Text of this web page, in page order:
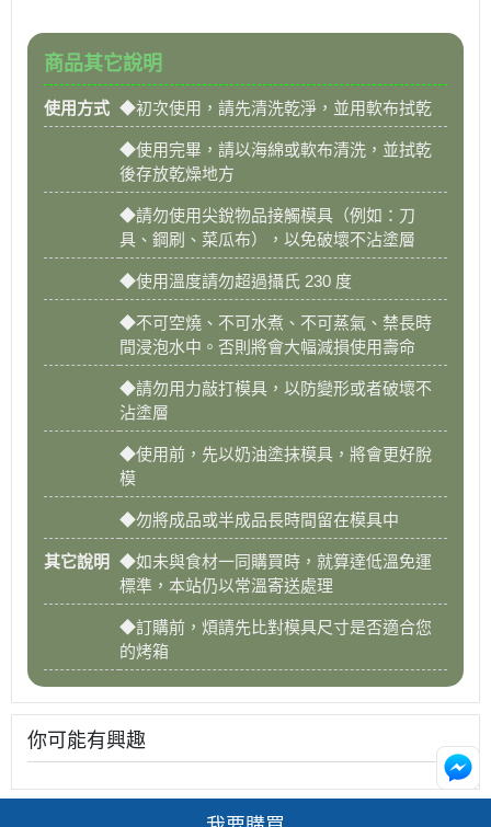
商品其它說明
使用方式 ◆初次使用，請先清洗乾淨，並用軟布拭乾
◆使用完畢，請以海綿或軟布清洗，並拭乾
後存放乾燥地方
◆請勿使用尖銳物品接觸模具（例如：刀
具、鋼刷、菜瓜布），以免破壞不沾塗層
◆使用溫度請勿超過攝氏 230 度
◆不可空燒、不可水煮、不可蒸氣、禁長時
間浸泡水中。否則將會大幅減損使用壽命
◆請勿用力敲打模具，以防變形或者破壞不
沾塗層
◆使用前，先以奶油塗抹模具，將會更好脫
模
◆勿將成品或半成品長時間留在模具中
其它說明
◆如未與食材一同購買時，就算達低溫免運
標準，本站仍以常溫寄送處理
◆訂購前，煩請先比對模具尺寸是否適合您
的烤箱
你可能有興趣